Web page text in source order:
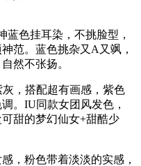
蓝色挂耳染，不挑脸型，
范。蓝色挑杂又A又飒，
然不张扬。
，搭配超有画感，紫色
。IU同款女团风发色，
甜的梦幻仙女+甜酷少
，粉色带着淡淡的实感，